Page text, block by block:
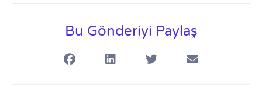
Bu Gönderiyi Paylaş